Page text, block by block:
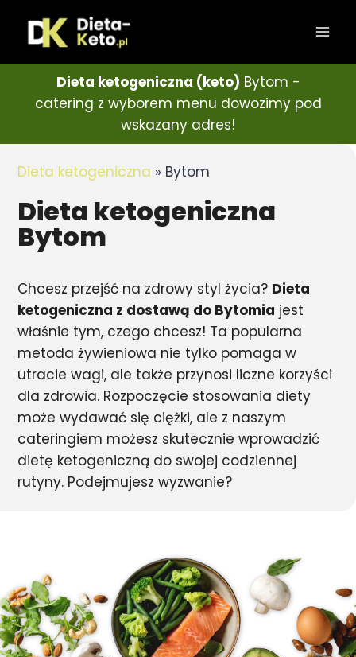
Dieta ketogeniczna (keto) Bytom -
catering z wyborem menu dowozimy pod
wskazany adres!
Dieta ketogeniczna » Bytom
Dieta ketogeniczna
Bytom
Chcesz przejść na zdrowy styl życia? Dieta
ketogeniczna z dostawą do Bytomia jest
właśnie tym, czego chcesz! Ta popularna
metoda żywieniowa nie tylko pomaga w
utracie wagi, ale także przynosi liczne korzyści
dla zdrowia. Rozpoczęcie stosowania diety
może wydawać się ciężki, ale z naszym
cateringiem możesz skutecznie wprowadzić
dietę ketogeniczną do swojej codziennej
rutyny. Podejmujesz wyzwanie?